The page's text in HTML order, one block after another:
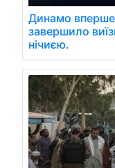
Динамо
завершило
нічиєю.